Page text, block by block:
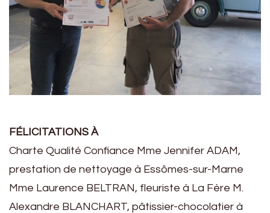
FÉLICITATIONS À
Charte Qualité Confiance Mme Jennifer ADAM,
prestation de nettoyage à Essômes-sur-Marne
Mme Laurence BELTRAN, fleuriste à La Fère M.
Alexandre BLANCHART, pâtissier-chocolatier à